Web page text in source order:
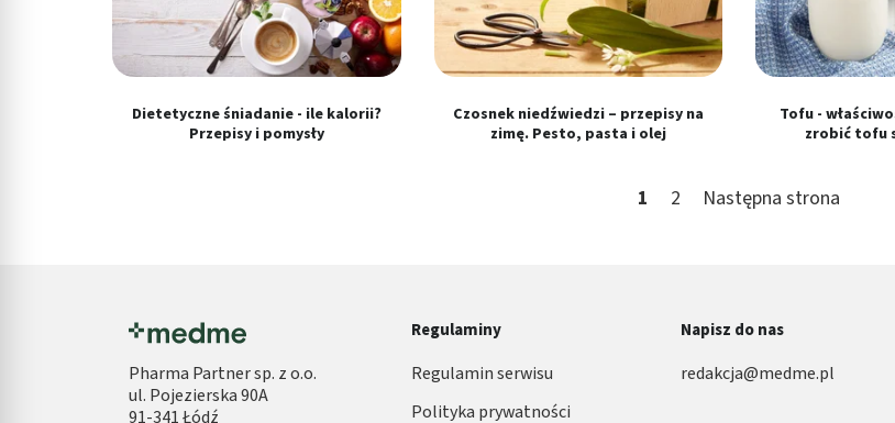
Dietetyczne śniadanie - ile kalorii?
Przepisy i pomysły
Czosnek niedźwiedzi – przepisy na
zimę. Pesto, pasta i olej
Tofu -
zrobić tofu
1 2 Następna strona
Pharma Partner sp. z o.o.
ul. Pojezierska 90A
91-341 Łódź
Regulaminy
Regulamin serwisu
Polityka prywatności
Napisz do nas
redakcja@medme.pl